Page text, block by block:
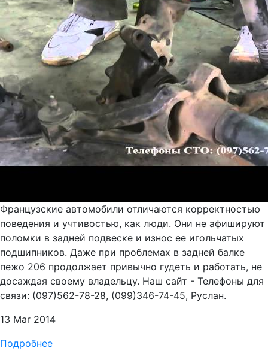
Французские автомобили отличаются корректностью
поведения и учтивостью, как люди. Они не афишируют
поломки в задней подвеске и износ ее игольчатых
подшипников. Даже при проблемах в задней балке
пежо 206 продолжает привычно гудеть и работать, не
досаждая своему владельцу. Наш сайт - Телефоны для
связи: (097)562-78-28, (099)346-74-45, Руслан.
13 Mar 2014
Подробнее